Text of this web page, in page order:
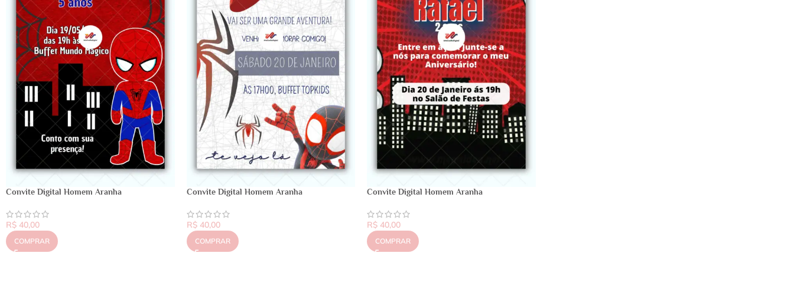
Convite Digital Homem Aranha
R$ 40,00
COMPRAR
Convite Digital Homem Aranha
R$40,00
COMPRAR
Convite Digital Homem Aranha
R$ 40,00
COMPRAR